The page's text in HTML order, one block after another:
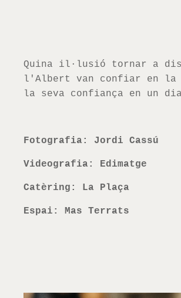
Quina il·lusió tornar a
l'Albert van confiar en la
la seva confiança en un
Fotografia: Jordi Cassú
Videografia: Edimatge
Catèring: La Plaça
Espai: Mas Terrats